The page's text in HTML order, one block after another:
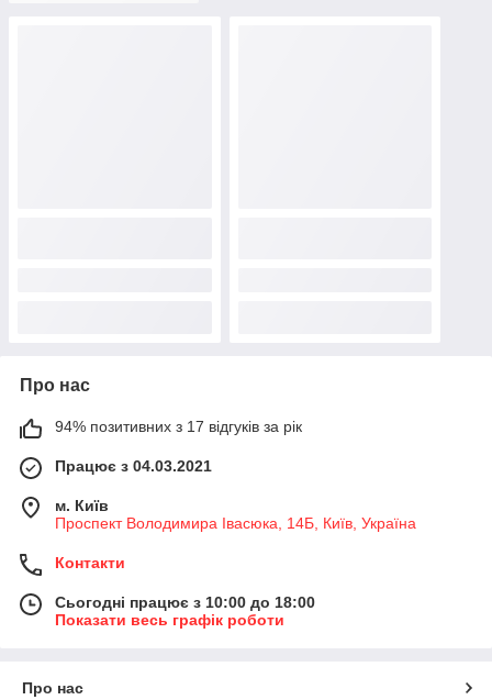
Про нас
94% позитивних з 17 відгуків за рік
Працює з 04.03.2021
м. Київ
Проспект Володимира Івасюка, 14Б, Київ, Україна
Контакти
Сьогодні працює з 10:00 до 18:00
Показати весь графік роботи
Про нас